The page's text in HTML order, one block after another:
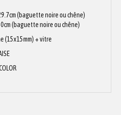
(baguette noire ou chêne)
(baguette noire ou chêne)
(15x15mm) + vitre